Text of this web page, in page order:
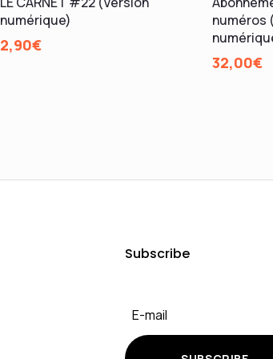
numérique)
2,90€
numéros
32,00€
Subscribe